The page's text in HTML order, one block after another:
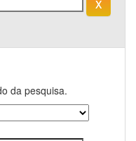
da pesquisa.